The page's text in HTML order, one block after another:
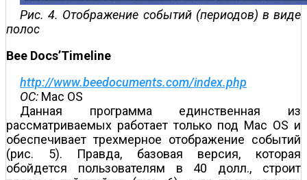
Рис. 4. Отображение событий (периодов) в виде
полос
Bee Docs’Timeline
http://www.beedocuments.com/index.php
ОC: Mac OS
Данная программа единственная из
рассматриваемых работает только под Mac OS и
обеспечивает трехмерное отображение событий
(рис. 5). Правда, базовая версия, которая
обойдется пользователям в 40 долл., строит